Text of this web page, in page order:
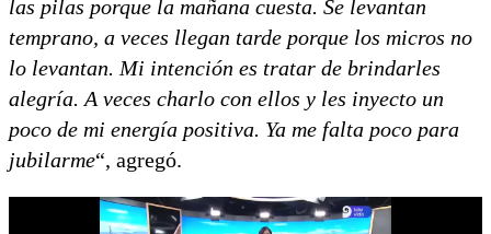
las pilas porque la mañana cuesta. Se levantan
temprano, a veces llegan tarde porque los micros no
lo levantan. Mi intención es tratar de brindarles
alegría. A veces charlo con ellos y les inyecto un
poco de mi energía positiva. Ya me falta poco para
jubilarme“, agregó.